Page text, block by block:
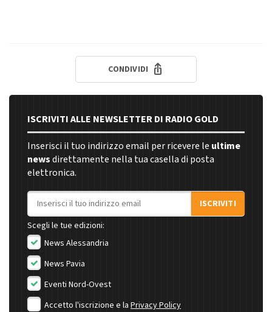
CONDIVIDI
ISCRIVITI ALLE NEWSLETTER DI RADIO GOLD
Inserisci il tuo indirizzo email per ricevere le ultime
newsdirettamente nella tua casella di posta
elettronica.
Indirizzo email
ISCRIVITI
Scegli le tue edizioni:
News Alessandria
News Pavia
Eventi Nord-Ovest
Accetto l'iscrizione e la Privacy Policy